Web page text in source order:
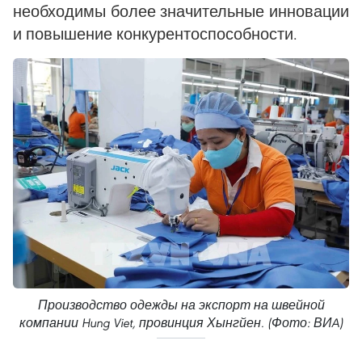
необходимы более значительные инновации
и повышение конкурентоспособности.
Производство одежды на экспорт на швейной
компании Hung Viet, провинция Хынгйен. (Фото: ВИA)